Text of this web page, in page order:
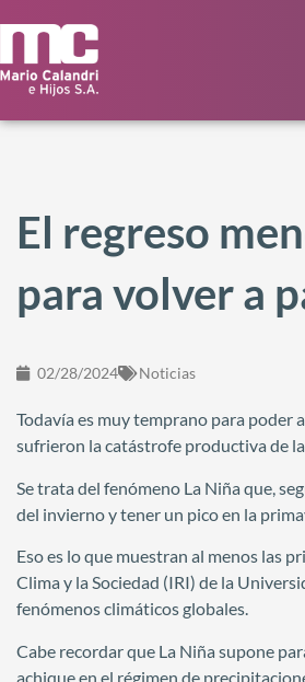
El regreso
para volver a
02/28/2024 Noticias
Todavía es muy temprano para poder
sufrieron la catástrofe productiva de
Se trata del fenómeno La Niña que,
del invierno y tener un pico en la
Eso es lo que muestran al menos las
Clima y la Sociedad (IRI) de la
fenómenos climáticos globales.
Cabe recordar que La Niña supone
achique en el régimen de